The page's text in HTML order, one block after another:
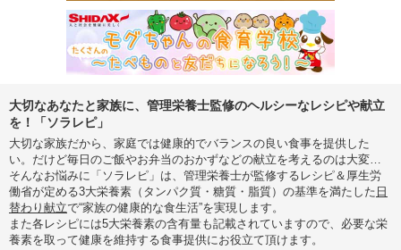
大切なあなたと家族に、管理栄養士監修のヘルシーなレシピや献立
を！「ソラレピ」
大切な家族だから、家庭では健康的でバランスの良い食事を提供した
い。だけど毎日のご飯やお弁当のおかずなどの献立を考えるのは大変…
そんなお悩みに「ソラレピ」は、管理栄養士が監修するレシピ＆厚生労
働省が定める3大栄養素（タンパク質・糖質・脂質）の基準を満たした 日
替わり献立で“家族の健康的な食生活”を実現します。
また各レシピには5大栄養素の含有量も記載されていますので、必要な栄
養素を取って健康を維持する食事提供にお役立て頂けます。